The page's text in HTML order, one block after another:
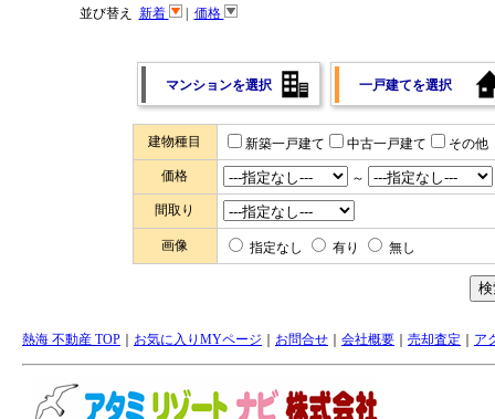
並び替え 新着 価格
マンションを選択 一戸建てを選択
建物種目 新築一戸建て 中古一戸建て その他
価格 ～
間取り
画像 指定なし 有り 無し
熱海 不動産 TOP お気に入りMYページ お問合せ 会社概要 売却査定 ア